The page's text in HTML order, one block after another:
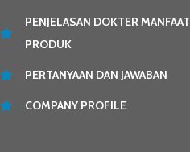
PENJELASAN DOKTER MANFAAT
PRODUK
PERTANYAAN DAN JAWABAN
COMPANY PROFILE